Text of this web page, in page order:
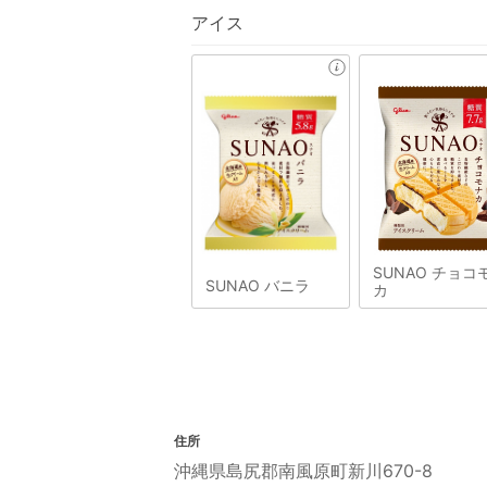
アイス
SUNAO バニラ
SUNAO チョコ
カ
住所
沖縄県島尻郡南風原町新川670-8